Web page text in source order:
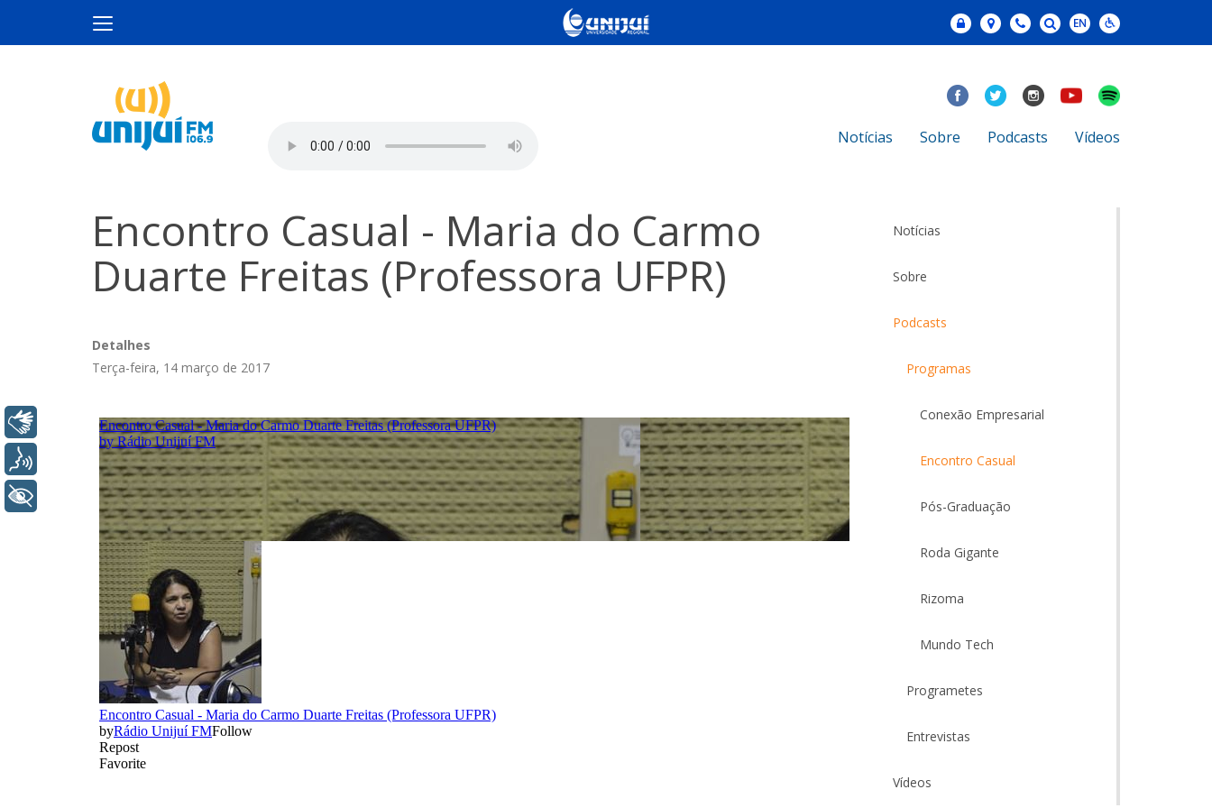
Notícias Sobre Podcasts Vídeos
Encontro Casual - Maria do Carmo
Duarte Freitas (Professora UFPR)
Detalhes
Terça-feira, 14 março de 2017
Notícias
Sobre
Podcasts
Programas
Conexão Empresarial
Encontro Casual
Pós-Graduação
Roda Gigante
Rizoma
Mundo Tech
Programetes
Entrevistas
Vídeos
+ Acessibilidade